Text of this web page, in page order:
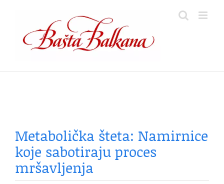
content
Metabolička šteta: Namirnice
koje sabotiraju proces
mršavljenja